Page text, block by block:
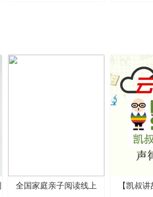
全国家庭亲子阅读线上 【凯叔